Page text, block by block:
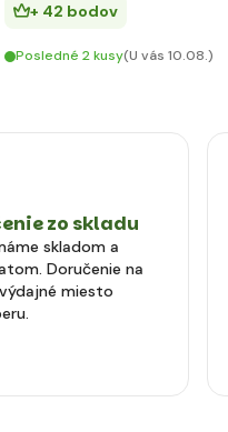
+ 42 bodov
Posledné 2 kusy(U vás 10.08.)
zo skladu
skladom a
Doručenie na
miesto